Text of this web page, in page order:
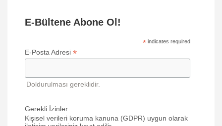
E-Bültene Abone Ol!
* indicates required
E-Posta Adresi *
Doldurulması gereklidir.
Gerekli İzinler
Kişisel verileri koruma kanuna (GDPR) uygun olarak